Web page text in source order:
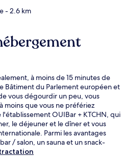
- 2.6 km
à moins de 15 minutes de
Bâtiment du Parlement européen et
vous dégourdir un peu, vous
moins que vous ne préfériez
OUIBar + KTCHN, qui
le déjeuner et le dîner et vous
Parmi les avantages
/ salon, un sauna et un snack-
ne disent que du bien en ce